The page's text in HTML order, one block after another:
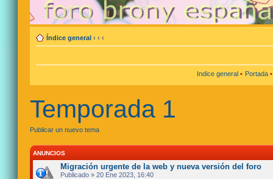
Índice general ‹ ‹ ‹
Indice general • Portada
Temporada 1
Publicar un nuevo tema
ANUNCIOS
Migración urgente de la web y nueva versión del foro
Publicado » 20 Ene 2023, 16:40